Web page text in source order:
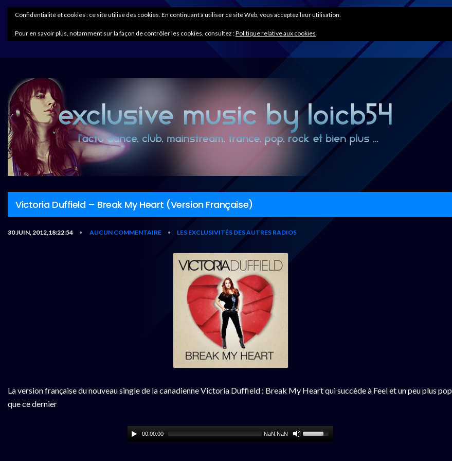
Victoria Duffield – Break My Heart (Version Française)
30 JUIN, 2012,18:22:54 • AUCUN COMMENTAIRE • LES EXCLUSIVITÉS DES AUTRES RADIOS
La version française du nouveau single de la canadienne Victoria Duffield : Break My Heart qui succède à Feel et un peu plus pop
que ce dernier
00:00:00 NaN:NaN
Confidentialité et cookies : ce site utilise des cookies. En continuant à utiliser ce site Web, vous acceptez leur utilisation.
Pour en savoir plus, notamment sur la façon de contrôler les cookies, consultez :Politique relative aux cookies